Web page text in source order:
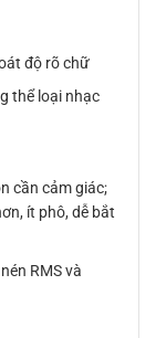
độ rõ chữ
thể loại nhạc
cần cảm giác;
ít phô, dễ bắt
RMS và